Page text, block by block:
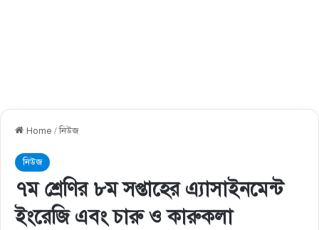
Home /নিউজ
নিউজ
৭ম শ্রেণির ৮ম সপ্তাহের এ্যাসাইনমেন্ট
ইংরেজি এবং চারু ও কারুকলা